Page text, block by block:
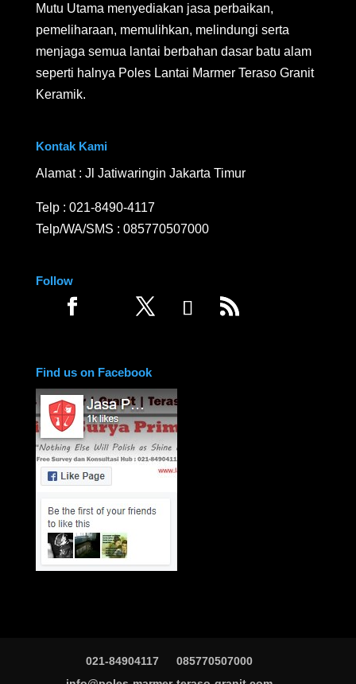
Mutu Utama menyediakan jasa perbaikan,
pemeliharaan, memulihkan, melindungi serta
menjaga semua lantai berbahan dasar batu alam
seperti halnya Poles Lantai Marmer Teraso Granit
Keramik.
Kontak Kami
Alamat : Jl Jatiwaringin Jakarta Timur
Telp : 021-8490-4117
Telp/WA/SMS : 085770507000
Follow
Find us on Facebook
021-84904117
085770507000